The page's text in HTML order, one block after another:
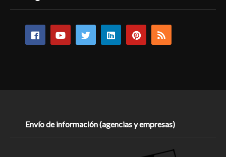
Envío de información (agencias y empresas)